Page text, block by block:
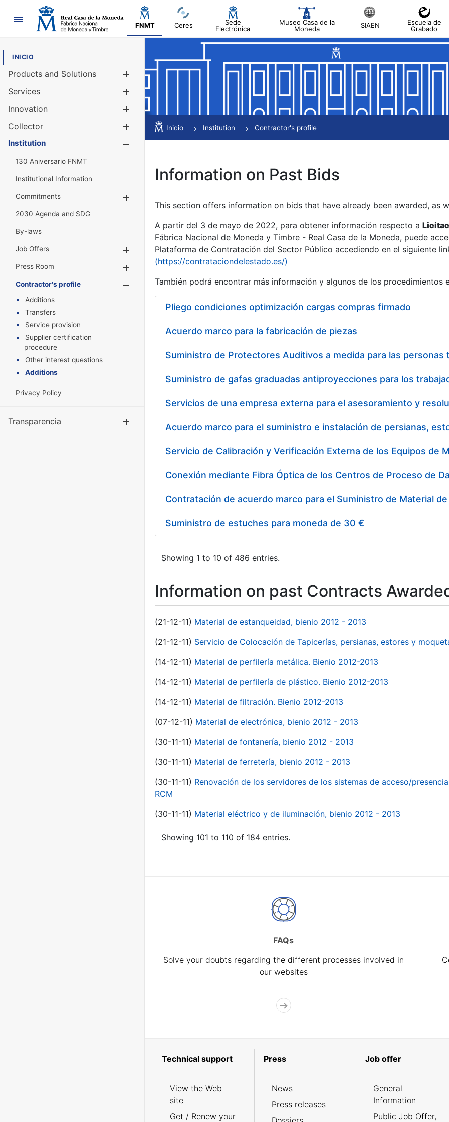
Navigation
FNMT Ceres
Sede
Electrónica
Museo Casa de la
Moneda
SIAEN
Escuela de
Grabado
INICIO
Products and Solutions
Services
Innovation
Collector
Show/Hide
Institution
130 Aniversario FNMT
Institutional Information
Commitments
2030 Agenda and SDG
By-laws
Job Offers
Show/Hide
Press Room
Show/Hide
Contractor's profile
Show/Hide
Additions
Transfers
Service provision
Supplier certification
procedure
Other interest questions
Additions
Privacy Policy
Transparencia Show/Hide
Inicio Institution Contractor's profile
Information on Past Bids
This section offers information on bids that have already been awarded, as
A partir del 3 de mayo de 2022, para obtener información respecto a
Fábrica Nacional de Moneda y Timbre - Real Casa de la Moneda, puede
Plataforma de Contratación del Sector Público accediendo en el siguiente
(https://contrataciondelestado.es/)
También podrá encontrar más información y algunos de los procedimientos
Pliego condiciones optimización cargas compras firmado
Acuerdo marco para la fabricación de piezas
Acuerdo marco para el suministro e instalación de persianas,
Suministro de estuches para moneda de 30 €
Showing 1 to 10 of 486 entries.
Information on past Contracts
(21-12-11) Material de estanqueidad, bienio 2012 - 2013
(21-12-11) Servicio de Colocación de Tapicerías, persianas, estores y
(14-12-11) Material de perfilería metálica. Bienio 2012-2013
(14-12-11) Material de perfilería de plástico. Bienio 2012-2013
(14-12-11) Material de filtración. Bienio 2012-2013
(07-12-11) Material de electrónica, bienio 2012 - 2013
(30-11-11) Material de fontanería, bienio 2012 - 2013
(30-11-11) Material de ferretería, bienio 2012 - 2013
(30-11-11) Renovación de los servidores de los sistemas de acceso/
RCM
(30-11-11) Material eléctrico y de iluminación, bienio 2012 - 2013
Showing 101 to 110 of 184 entries.
FAQs
Solve your doubts regarding the different processes involved in
our websites
Technical support
View the Web
site
Get / Renew your
Press
News
Press releases
Job offer
General
Information
Public Job Offer,